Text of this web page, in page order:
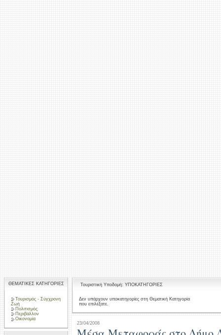
ΘΕΜΑΤΙΚΕΣ ΚΑΤΗΓΟΡΙΕΣ
Τουρισμός - Σύγχρονη
Ζωή
Πολιτισμός
Περιβάλλον
Οικονομία
Τουριστική Υποδομή: ΥΠΟΚΑΤΗΓΟΡΙΕΣ
Δεν υπάρχουν υποκατηγορίες στη Θεματική Κατηγορία
που επιλέξατε.
23/04/2008